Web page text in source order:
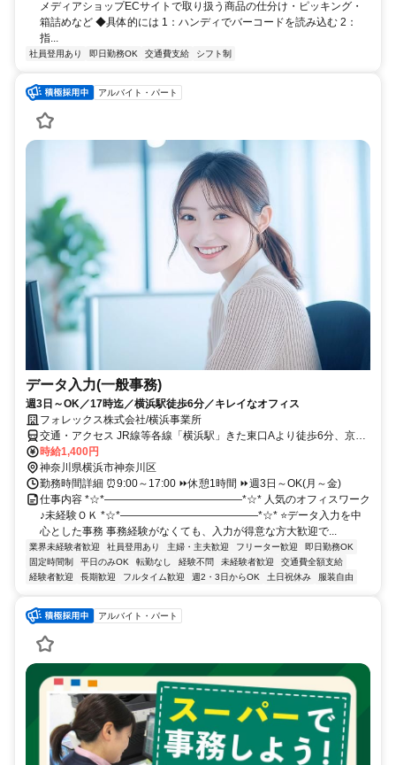
メディアショップECサイトで取り扱う商品の仕分け・ピッキング・
箱詰めなど ◆具体的には 1：ハンディでバーコードを読み込む 2：
指...
社員登用あり 即日勤務OK 交通費支給 シフト制
アルバイト・パート
データ入力(一般事務)
週3日～OK／17時迄／横浜駅徒歩6分／キレイなオフィス
フォレックス株式会社/横浜事業所
交通・アクセス JR線等各線「横浜駅」きた東口Aより徒歩6分、京浜
急行「神奈川」駅より徒歩4分 交通費全額支給
時給1,400円
神奈川県横浜市神奈川区
勤務時間詳細 ⏰9:00～17:00 ⏩休憩1時間 ⏩週3日～OK(月～金)
仕事内容 *☆*―――――――――――――*☆* 人気のオフィスワーク
♪未経験ＯＫ *☆*―――――――――――――*☆* ⭐データ入力を中
心とした事務 事務経験がなくても、入力が得意な方大歓迎で...
業界未経験者歓迎 社員登用あり 主婦・主夫歓迎 フリーター歓迎
即日勤務OK
固定時間制
平日のみOK 転勤なし 経験不問 未経験者歓迎
交通費全額支給
経験者歓迎
長期歓迎 フルタイム歓迎 週2・3日からOK 土日祝休み 服装自由
アルバイト・パート